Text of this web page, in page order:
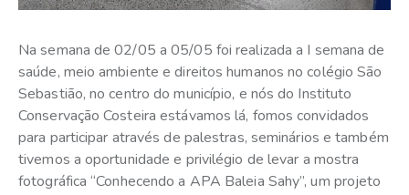
Na semana de 02/05 a 05/05 foi realizada a I semana de
saúde, meio ambiente e direitos humanos no colégio São
Sebastião, no centro do município, e nós do Instituto
Conservação Costeira estávamos lá, fomos convidados
para participar através de palestras, seminários e também
tivemos a oportunidade e privilégio de levar a mostra
fotográfica “Conhecendo a APA Baleia Sahy”, um projeto